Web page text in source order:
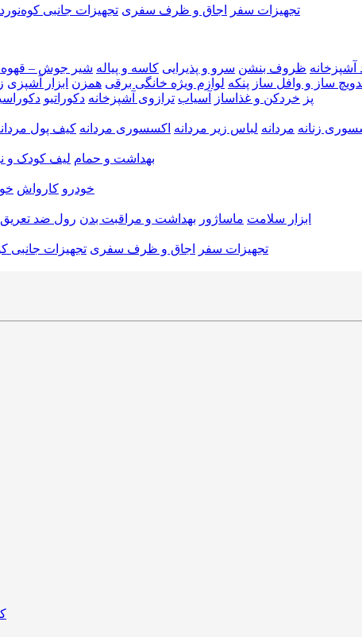
تجهیزات سفر
اجاق و ظرف سفری تجهیزات جانبی
آشپزخانه ظروف بنشن سرو و پذیرایی کاسه و پیاله شیر جوش –
ساز و وافل ساز پنکه لوازم ویژه خانگی برقی همزن ابزار آشپزی
پز خردکن و غذاساز آسیاب ترازوی آشپزخانه دکوراتیو
زنانه مردانه لباس زیر مردانه اکسسوری مردانه کیف پول
بهداشت و حمام لیف کودک و
خودرو کارواش
ابزار سلامت ماساژور بهداشت و مراقبت بدن رول ضد تعریق
تجهیزات سفر
اجاق و ظرف سفری تجهیزات جانبی